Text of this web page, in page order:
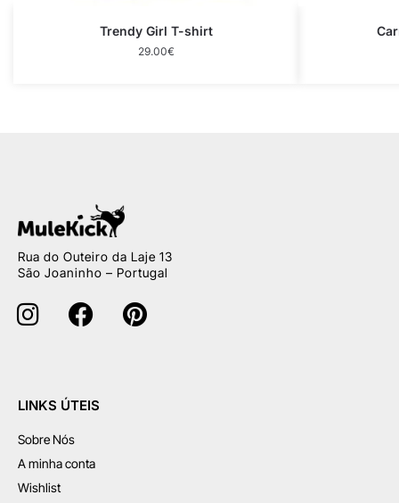
Trendy Girl T-shirt
29.00€
Rua do Outeiro da Laje 13
São Joaninho – Portugal
LINKS ÚTEIS
Sobre Nós
A minha conta
Wishlist